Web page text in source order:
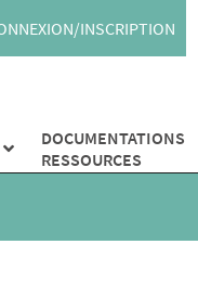
INSCRIPTION
DOCUMENTATIONS
RESSOURCES